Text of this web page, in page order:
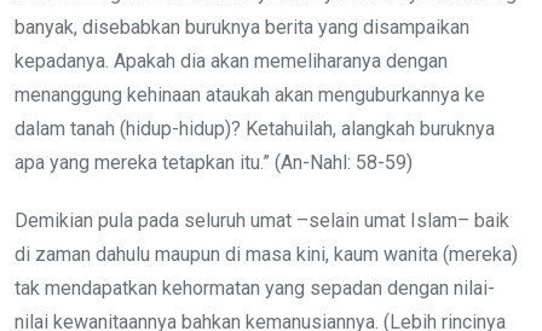
banyak, disebabkan buruknya berita yang disampaikan
kepadanya. Apakah dia akan memeliharanya dengan
menanggung kehinaan ataukah akan menguburkannya ke
dalam tanah (hidup-hidup)? Ketahuilah, alangkah buruknya
apa yang mereka tetapkan itu.” (An-Nahl: 58-59)
Demikian pula pada seluruh umat –selain umat Islam– baik
di zaman dahulu maupun di masa kini, kaum wanita (mereka)
tak mendapatkan kehormatan yang sepadan dengan nilai-
nilai kewanitaannya bahkan kemanusiannya. (Lebih rincinya